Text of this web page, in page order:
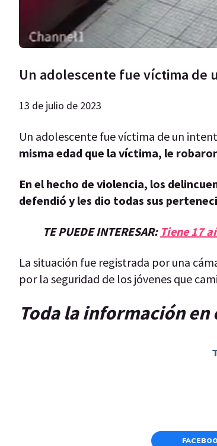
Un adolescente fue víctima de
13 de julio de 2023
Un adolescente fue víctima de un
misma edad que la víctima, le
En el hecho de violencia, los
defendió y les dio todas sus
TE PUEDE INTERESAR: Tiene 17
La situación fue registrada por una
por la seguridad de los jóvenes que
Toda la información en